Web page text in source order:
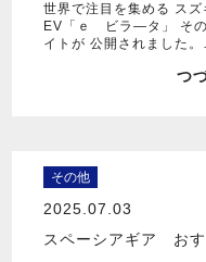
世界で注目を集める スズ
EV「ｅ ビラ―タ」 そ
イトが 公開されました
つ
その他
2025.07.03
スペーシアギア おす